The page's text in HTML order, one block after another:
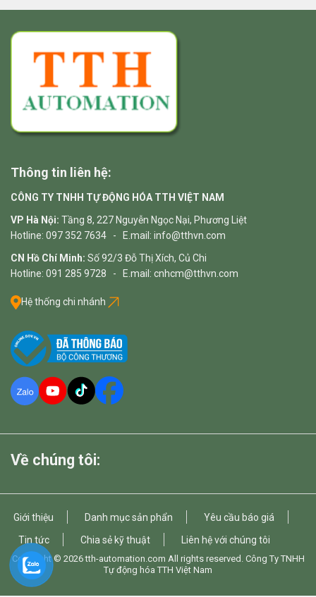
Thông tin liên hệ:
CÔNG TY TNHH TỰ ĐỘNG HÓA TTH VIỆT NAM
VP Hà Nội: Tầng 8, 227 Nguyễn Ngọc Nại, Phương Liệt
Hotline: 097 352 7634 - E.mail: info@tthvn.com
CN Hồ Chí Minh: Số 92/3 Đỗ Thị Xích, Củ Chi
Hotline: 091 285 9728 - E.mail: cnhcm@tthvn.com
Hệ thống chi nhánh
Về chúng tôi:
Giới thiệu Danh mục sản phẩn
Yêu cầu báo giá
Tin tức
Chia sẻ kỹ thuật Liên hệ với chúng tôi
Copyright © 2026tth-automation.com All rights reserved. Công Ty TNHH
Tự động hóa TTH Việt Nam